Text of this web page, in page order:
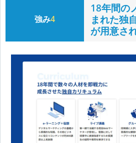
強み4
18年間の
まれた独
が用意さ